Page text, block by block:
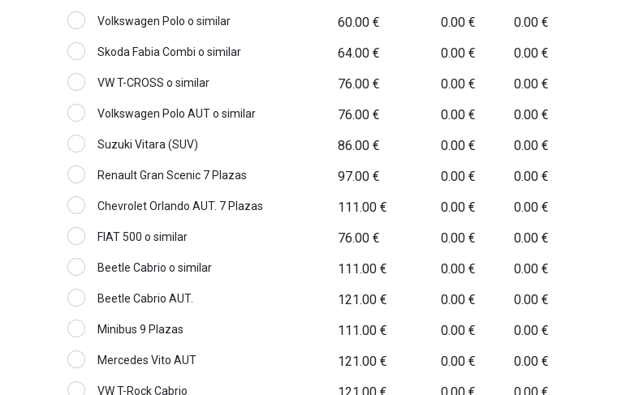
Volkswagen Polo o similar 60.00 € 0.00 € 0.00 €
Skoda Fabia Combi o similar 64.00 € 0.00 € 0.00 €
VW T-CROSS o similar 76.00 € 0.00 € 0.00 €
Volkswagen Polo AUT o similar 76.00 € 0.00 € 0.00 €
Suzuki Vitara (SUV) 86.00 € 0.00 € 0.00 €
Renault Gran Scenic 7 Plazas 97.00 € 0.00 € 0.00 €
Chevrolet Orlando AUT. 7 Plazas 111.00 € 0.00 € 0.00 €
FIAT 500 o similar 76.00 € 0.00 € 0.00 €
Beetle Cabrio o similar 111.00 € 0.00 € 0.00 €
Beetle Cabrio AUT. 121.00 € 0.00 € 0.00 €
Minibus 9 Plazas 111.00 € 0.00 € 0.00 €
Mercedes Vito AUT 121.00 € 0.00 € 0.00 €
VW T-Rock Cabrio